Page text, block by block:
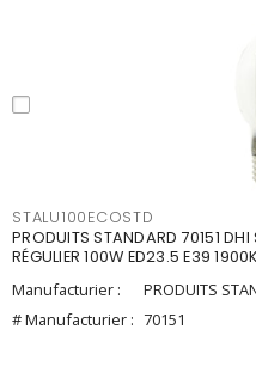
STALU100ECOSTD
PRODUITS STANDARD 70151
RÉGULIER 100W ED23.5 E39
Manufacturier :
PRODUITS
# Manufacturier : 70151